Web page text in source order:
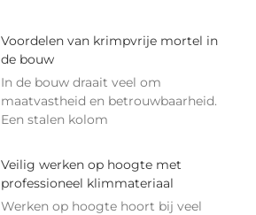
Voordelen van krimpvrije mortel in
de bouw
In de bouw draait veel om
maatvastheid en betrouwbaarheid.
Een stalen kolom
Veilig werken op hoogte met
professioneel klimmateriaal
Werken op hoogte hoort bij veel